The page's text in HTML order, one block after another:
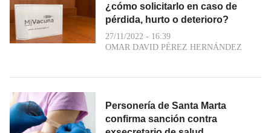
¿cómo solicitarlo en caso de
pérdida, hurto o deterioro?
27/11/2022 - 16:39
OMAR DAVID PÉREZ HERNÁNDEZ
Personería de Santa Marta
confirma sanción contra